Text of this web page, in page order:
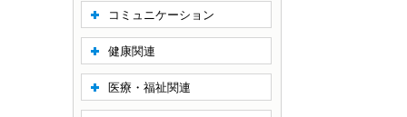
コミュニケーション
健康関連
医療・福祉関連